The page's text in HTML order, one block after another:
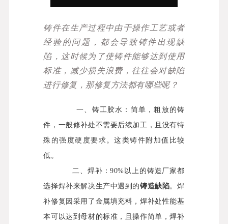
铸件在生产过程中由于操作工艺或者
经验的问题，都会导致铸件出现缺
陷，这时候为了使铸件能够达到使用
标准，减少损失浪费，往往会对缺陷
进行修复，那修复方法都有哪些呢？
一、铸工胶水：简单，粗放的铸
件，一般修补处不需要后续加工，且没有特
殊的强度硬度要求。这类铸件附加值比较
低。
二、焊补：90% 以上的铸造厂家都
选择焊补来解决生产中遇到的铸造缺陷。焊
补修复因采用了金属填充料，焊补处性能基
本可以达到母材的标准，且操作简单，焊补